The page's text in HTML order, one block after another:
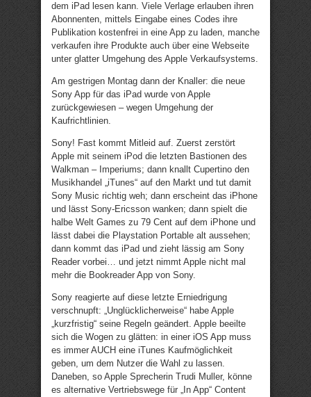
dem iPad lesen kann. Viele Verlage erlauben ihren
Abonnenten, mittels Eingabe eines Codes ihre
Publikation kostenfrei in eine App zu laden, manche
verkaufen ihre Produkte auch über eine Webseite
unter glatter Umgehung des Apple Verkaufsystems.
Am gestrigen Montag dann der Knaller: die neue
Sony App für das iPad wurde von Apple
zurückgewiesen – wegen Umgehung der
Kaufrichtlinien.
Sony! Fast kommt Mitleid auf. Zuerst zerstört
Apple mit seinem iPod die letzten Bastionen des
Walkman – Imperiums; dann knallt Cupertino den
Musikhandel „iTunes“ auf den Markt und tut damit
Sony Music richtig weh; dann erscheint das iPhone
und lässt Sony-Ericsson wanken; dann spielt die
halbe Welt Games zu 79 Cent auf dem iPhone und
lässt dabei die Playstation Portable alt aussehen;
dann kommt das iPad und zieht lässig am Sony
Reader vorbei… und jetzt nimmt Apple nicht mal
mehr die Bookreader App von Sony.
Sony reagierte auf diese letzte Erniedrigung
verschnupft: „Unglücklicherweise“ habe Apple
„kurzfristig“ seine Regeln geändert. Apple beeilte
sich die Wogen zu glätten: in einer iOS App muss
es immer AUCH eine iTunes Kaufmöglichkeit
geben, um dem Nutzer die Wahl zu lassen.
Daneben, so Apple Sprecherin Trudi Muller, könne
es alternative Vertriebswege für „In App“ Content